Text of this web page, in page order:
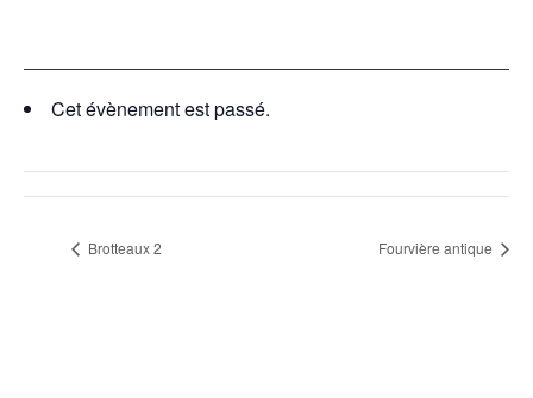
Cet évènement est passé.
Brotteaux 2 Fourvière antique